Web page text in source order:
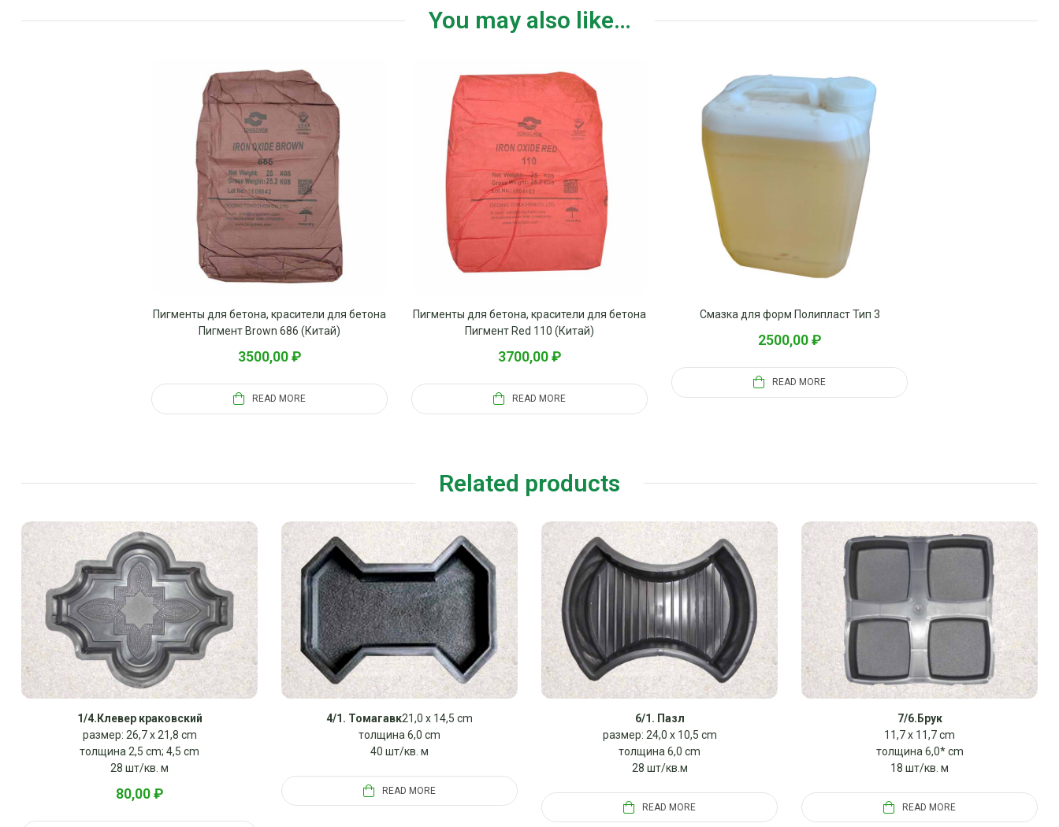
You may also like…
Пигменты для бетона, красители для бетона
Пигмент Brown 686 (Китай)
3500,00₽
READ MORE
Пигменты для бетона, красители для бетона
Пигмент Red 110 (Китай)
3700,00₽
READ MORE
Смазка для форм Полипласт Тип 3
2500,00₽
READ MORE
Related products
1/4.Клевер краковский
размер: 26,7 x 21,8 cm
толщина 2,5 cm; 4,5 cm
28 шт/кв. м
80,00₽
4/1. Томагавк21,0 x 14,5 cm
толщина 6,0 cm
40 шт/кв. м
READ MORE
6/1. Пазл
размер: 24,0 x 10,5 cm
толщина 6,0 cm
28 шт/кв.м
READ MORE
7/6.Брук
11,7 x 11,7 cm
толщина 6,0* cm
18 шт/кв. м
READ MORE